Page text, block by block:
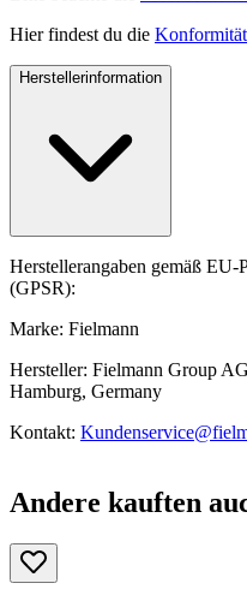
Hier findest du die
Herstellerinformation
Herstellerangaben gemäß
(GPSR):
Marke: Fielmann
Hersteller: Fielmann Group
Hamburg, Germany
Kontakt:
Andere kauften